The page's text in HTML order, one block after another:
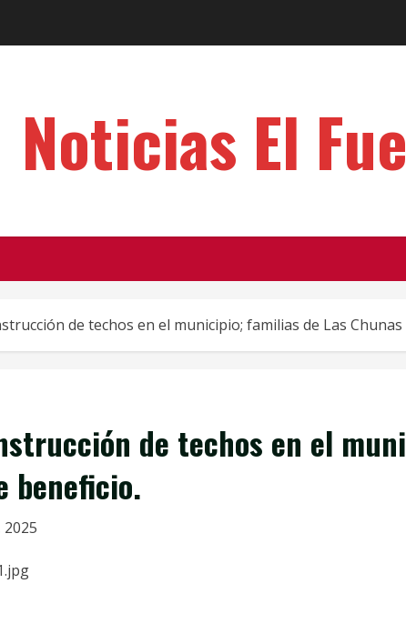
Noticias El
de techos en el municipio; familias de Las
de techos en el
beneficio.